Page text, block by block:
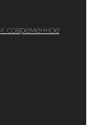
современное